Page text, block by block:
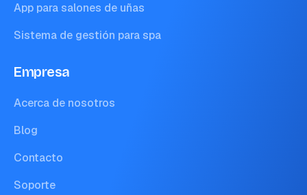
App para salones de uñas
Sistema de gestión para spa
Empresa
Acerca de nosotros
Blog
Contacto
Soporte